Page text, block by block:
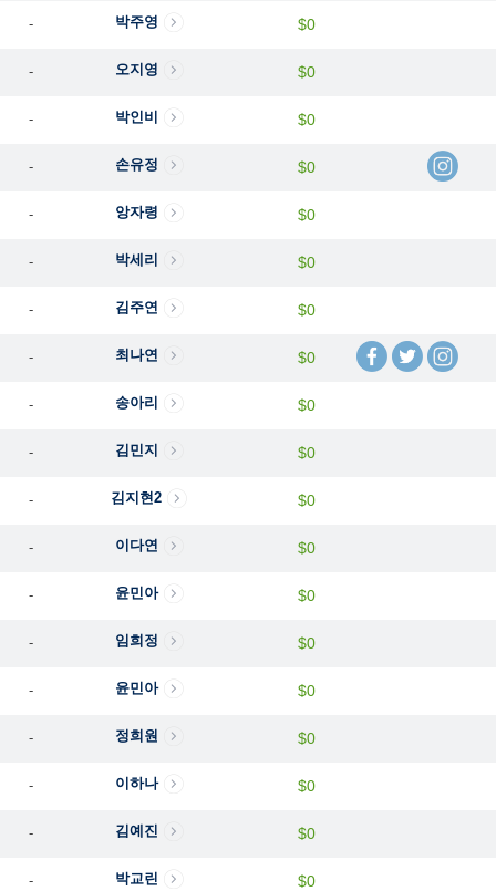
- 박주영 $0
- 오지영 $0
- 박인비 $0
- 손유정 $0
- 앙자령 $0
- 박세리 $0
- 김주연 $0
- 최나연 $0
- 송아리 $0
- 김민지 $0
- 김지현2 $0
- 이다연 $0
- 윤민아 $0
- 임희정 $0
- 윤민아 $0
- 정희원 $0
- 이하나 $0
- 김예진 $0
- 박교린 $0